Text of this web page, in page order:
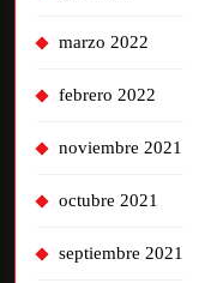
marzo 2022
febrero 2022
noviembre 2021
octubre 2021
septiembre 2021